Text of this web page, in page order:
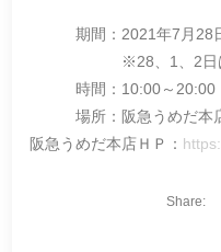
期間：2021年7月28日
※28、1、2日は
時間：10:00～20:00
場所：阪急うめだ本店
阪急うめだ本店ＨＰ：
Share: